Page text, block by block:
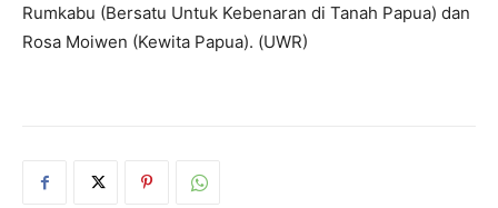
Rumkabu (Bersatu Untuk Kebenaran di Tanah Papua) dan
Rosa Moiwen (Kewita Papua). (UWR)